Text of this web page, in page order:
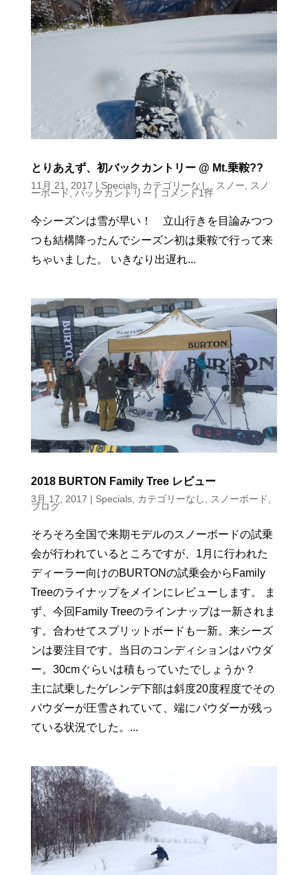
とりあえず、初バックカントリー @ Mt.乗鞍??
11月 21, 2017 | Specials, カテゴリーなし, スノー, スノ
ーボード, バックカントリー | コメント1件
今シーズンは雪が早い！ 立山行きを目論みつつ
つも結構降ったんでシーズン初は乗鞍で行って来
ちゃいました。 いきなり出遅れ...
2018 BURTON Family Tree レビュー
3月 17, 2017 | Specials, カテゴリーなし, スノーボード,
ブログ
そろそろ全国で来期モデルのスノーボードの試乗
会が行われているところですが、1月に行われた
ディーラー向けのBURTONの試乗会からFamily
Treeのライナップをメインにレビューします。 ま
ず、今回Family Treeのラインナップは一新されま
す。合わせてスプリットボードも一新。来シーズ
ンは要注目です。当日のコンディションはパウダ
ー。30cmぐらいは積もっていたでしょうか？
主に試乗したゲレンデ下部は斜度20度程度でその
パウダーが圧雪されていて、端にパウダーが残っ
ている状況でした。...